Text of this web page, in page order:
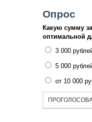
Опрос
Какую сумму
оптимальной
3 000
5 000
от 10 000